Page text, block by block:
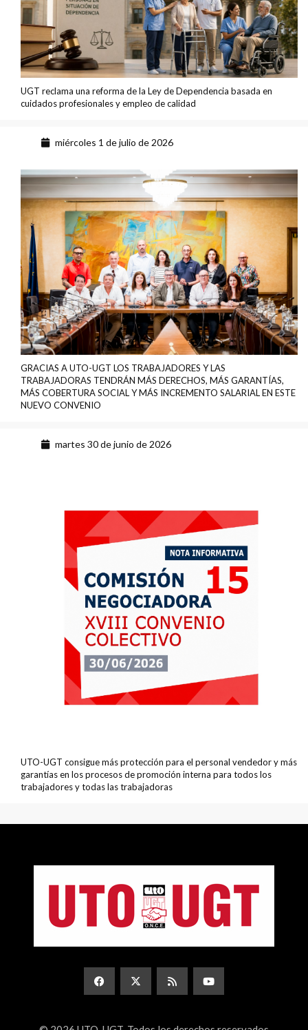
UGT reclama una reforma de la Ley de Dependencia basada en
cuidados profesionales y empleo de calidad
miércoles 1 de julio de 2026
GRACIAS A UTO-UGT LOS TRABAJADORES Y LAS
TRABAJADORAS TENDRÁN MÁS DERECHOS, MÁS GARANTÍAS,
MÁS COBERTURA SOCIAL Y MÁS INCREMENTO SALARIAL EN ESTE
NUEVO CONVENIO
martes 30 de junio de 2026
UTO-UGT consigue más protección para el personal vendedor y más
garantías en los procesos de promoción interna para todos los
trabajadores y todas las trabajadoras